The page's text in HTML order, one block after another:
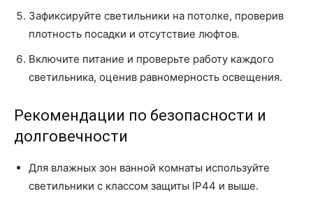
Зафиксируйте светильники на потолке, проверив
плотность посадки и отсутствие люфтов.
Включите питание и проверьте работу каждого
светильника, оценив равномерность освещения.
Рекомендации по безопасности и
долговечности
Для влажных зон ванной комнаты используйте
светильники с классом защиты IP44 и выше.